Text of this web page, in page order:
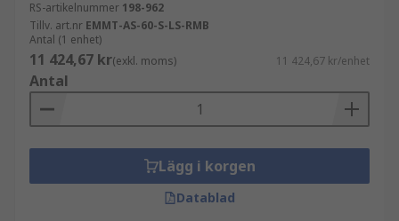
RS-artikelnummer 198-962
Tillv. art.nr EMMT-AS-60-S-LS-RMB
Antal (1 enhet)
11 424,67 kr(exkl. moms) 11 424,67 kr/enhet
Antal
Lägg i korgen
Datablad